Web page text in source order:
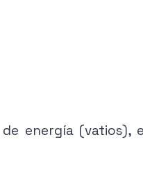
energía (vatios),